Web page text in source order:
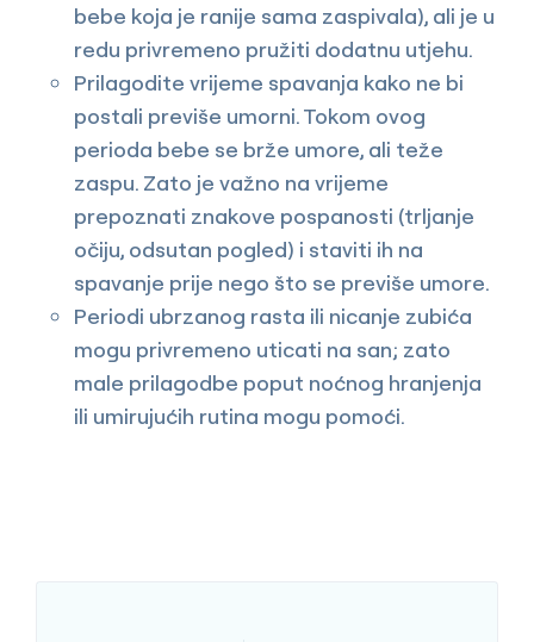
bebe koja je ranije sama zaspivala), ali je u
redu privremeno pružiti dodatnu utjehu.
Prilagodite vrijeme spavanja kako ne bi
postali previše umorni. Tokom ovog
perioda bebe se brže umore, ali teže
zaspu. Zato je važno na vrijeme
prepoznati znakove pospanosti (trljanje
očiju, odsutan pogled) i staviti ih na
spavanje prije nego što se previše umore.
Periodi ubrzanog rasta ili nicanje zubića
mogu privremeno uticati na san; zato
male prilagodbe poput noćnog hranjenja
ili umirujućih rutina mogu pomoći.